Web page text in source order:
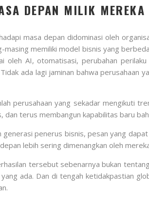
DEPAN MILIK MEREKA
masa depan didominasi oleh
memiliki model bisnis yang
AI, otomatisasi, perubahan
ada lagi jaminan bahwa perusahaan
perusahaan yang sekadar mengikuti
terus membangun kapabilitas baru
penerus bisnis, pesan yang
lebih sering dimenangkan oleh
tersebut sebenarnya bukan
ada. Dan di tengah ketidakpastian